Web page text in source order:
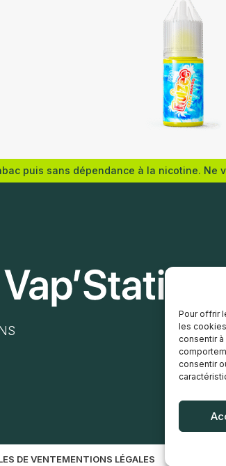
Pour offrir
les
consentir
consentir
6
12
Choix des options
puis sans dépendance à la nicotine. Ne
DE VENTEMENTIONS LÉGALES